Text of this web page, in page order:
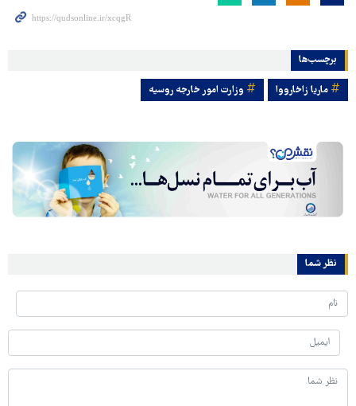
برچسب‌ها
ماریا زاخارووا وزارت امور خارجه روسیه
نظر شما